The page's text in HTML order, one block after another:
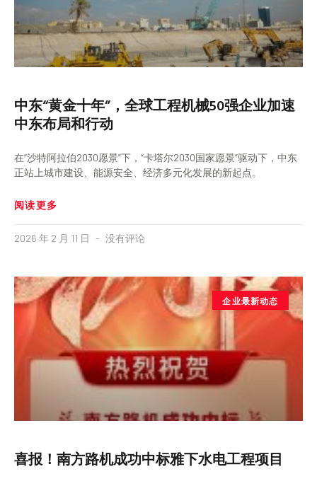
中东“黄金十年”，全球工程机械50强企业加速
中东布局和行动
在“沙特阿拉伯2030愿景”下，“卡塔尔2030国家愿景”驱动下，中东
正站上城市建设、能源安全、经济多元化发展的新起点。
阅读更多
2026 年 2 月 11 日 没有评论
企业最新动态
喜报！南方路机成功中标雅下水电工程项目